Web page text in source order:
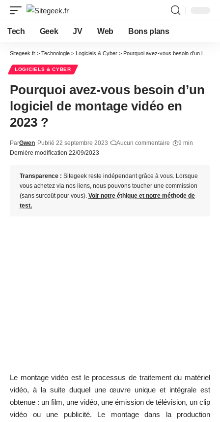
Tech Geek JV Web Bons plans
Sitegeek.fr > Technologie > Logiciels & Cyber > Pourquoi avez-vous besoin d’un logiciel de montage vidéo en 2023 ?
LOGICIELS & CYBER
Pourquoi avez-vous besoin d’un
logiciel de montage vidéo en
2023 ?
Dernière modification 22/09/2023
ParGwen Publié 22 septembre 2023 Aucun commentaire 9 min
Transparence : Sitegeek reste indépendant grâce à vous. Lorsque
vous achetez via nos liens, nous pouvons toucher une commission
(sans surcoût pour vous). Voir notre éthique et notre méthode de
test.
Le montage vidéo est le processus de traitement du matériel
vidéo, à la suite duquel une œuvre unique et intégrale est
obtenue : un film, une vidéo, une émission de télévision, un clip
vidéo ou une publicité. Le montage dans la production